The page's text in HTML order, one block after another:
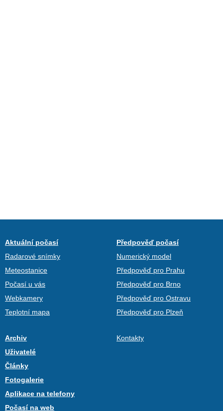
Aktuální počasí
Radarové snímky
Meteostanice
Počasí u vás
Webkamery
Teplotní mapa
Předpověď počasí
Numerický model
Předpověď pro Prahu
Předpověď pro Brno
Předpověď pro Ostravu
Předpověď pro Plzeň
Archiv
Uživatelé
Články
Fotogalerie
Aplikace na telefony
Počasí na web
Kontakty